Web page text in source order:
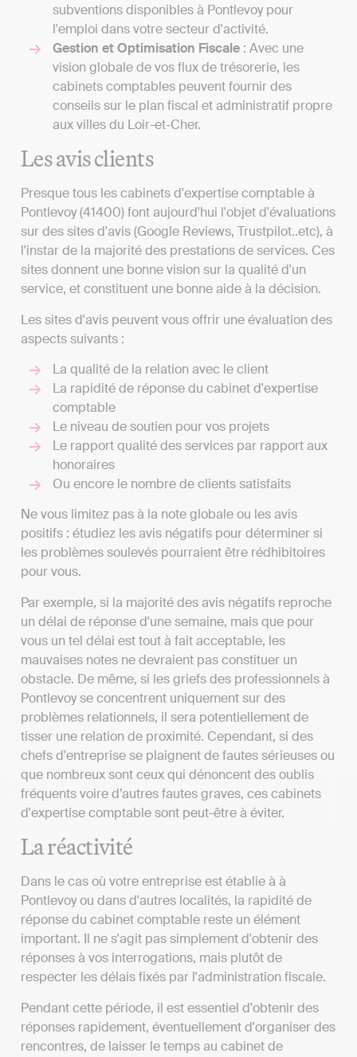
subventions disponibles à Pontlevoy pour
l'emploi dans votre secteur d'activité.
Gestion et Optimisation Fiscale : Avec une
vision globale de vos flux de trésorerie, les
cabinets comptables peuvent fournir des
conseils sur le plan fiscal et administratif propre
aux villes du Loir-et-Cher.
Les avis clients
Presque tous les cabinets d'expertise comptable à
Pontlevoy (41400) font aujourd'hui l'objet d'évaluations
sur des sites d'avis (Google Reviews, Trustpilot..etc), à
l'instar de la majorité des prestations de services. Ces
sites donnent une bonne vision sur la qualité d'un
service, et constituent une bonne aide à la décision.
Les sites d'avis peuvent vous offrir une évaluation des
aspects suivants :
La qualité de la relation avec le client
La rapidité de réponse du cabinet d'expertise
comptable
Le niveau de soutien pour vos projets
Le rapport qualité des services par rapport aux
honoraires
Ou encore le nombre de clients satisfaits
Ne vous limitez pas à la note globale ou les avis
positifs : étudiez les avis négatifs pour déterminer si
les problèmes soulevés pourraient être rédhibitoires
pour vous.
Par exemple, si la majorité des avis négatifs reproche
un délai de réponse d'une semaine, mais que pour
vous un tel délai est tout à fait acceptable, les
mauvaises notes ne devraient pas constituer un
obstacle. De même, si les griefs des professionnels à
Pontlevoy se concentrent uniquement sur des
problèmes relationnels, il sera potentiellement de
tisser une relation de proximité. Cependant, si des
chefs d'entreprise se plaignent de fautes sérieuses ou
que nombreux sont ceux qui dénoncent des oublis
fréquents voire d’autres fautes graves, ces cabinets
d'expertise comptable sont peut-être à éviter.
La réactivité
Dans le cas où votre entreprise est établie à à
Pontlevoy ou dans d'autres localités, la rapidité de
réponse du cabinet comptable reste un élément
important. Il ne s'agit pas simplement d'obtenir des
réponses à vos interrogations, mais plutôt de
respecter les délais fixés par l'administration fiscale.
Pendant cette période, il est essentiel d'obtenir des
réponses rapidement, éventuellement d'organiser des
rencontres, de laisser le temps au cabinet de